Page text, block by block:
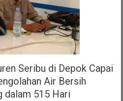
Seribu di Depok Capai
Air Bersih
dalam 515 Hari